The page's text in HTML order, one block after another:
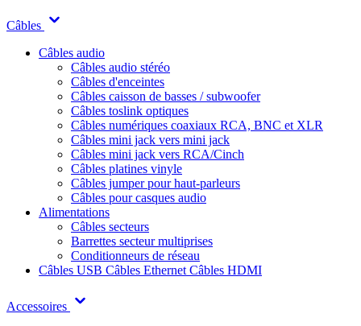
Câbles
Câbles audio
Câbles audio stéréo
Câbles d'enceintes
Câbles caisson de basses / subwoofer
Câbles toslink optiques
Câbles numériques coaxiaux RCA, BNC et XLR
Câbles mini jack vers mini jack
Câbles mini jack vers RCA/Cinch
Câbles platines vinyle
Câbles jumper pour haut-parleurs
Câbles pour casques audio
Alimentations
Câbles secteurs
Barrettes secteur multiprises
Conditionneurs de réseau
Câbles USB Câbles Ethernet Câbles HDMI
Accessoires